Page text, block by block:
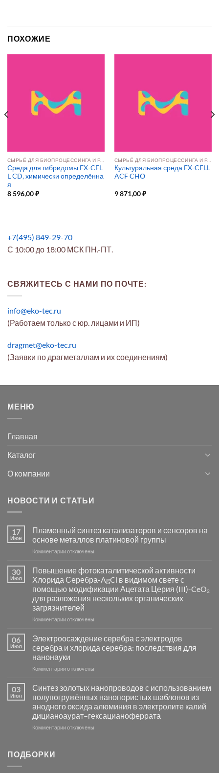
ПОХОЖИЕ
Среда для гибридомы EX-CEL
L CD, химически определённа
я
8 596,00₽
Культуральная среда EX-CELL
ACF CHO
9 871,00₽
+7(495) 849-29-70
С 10:00 до 18:00 МСК ПН.-ПТ.
СВЯЖИТЕСЬ С НАМИ ПО ПОЧТЕ:
info@eko-tec.ru
(Работаем только с юр. лицами и ИП)
dragmet@eko-tec.ru
(Заявки по драгметаллам и их соединениям)
МЕНЮ
Главная
Каталог
О компании
НОВОСТИ И СТАТЬИ
17
Июн
Пламенный синтез катализаторов и сенсоров на
основе металлов платиновой группы
Комментариик
Пламенный
синтез
катализаторов
и
сенсоров
на
основе
группы
отключены
30
Июл
Повышение фотокаталитической активности
Хлорида Серебра-AgCl в видимом свете с
помощью модификации Ацетата Церия (III)-CeO₂
для разложения нескольких органических
загрязнителей
Комментариик
фотокаталитической
активности
Хлорида
Серебра-
в
видимом
свете
с
помощью
модификации
отключены
06
Июл
Электроосаждение серебра с электродов
серебра и хлорида серебра: последствия для
нанонауки
Комментариик
серебра
с
электродов
серебра
и
отключены
03
Июл
Синтез золотых нанопроводов с использованием
полупогружённых нанопористых шаблонов из
анодного оксида алюминия в электролите калий
дицианоаурат–гексацианоферрата
Комментариикотключены
ПОДБОРКИ